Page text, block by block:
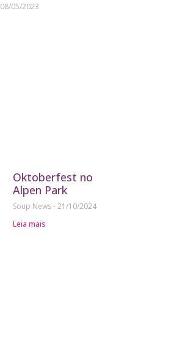
08/05/2023
Oktoberfest no
Alpen Park
Soup News 21/10/2024
Leia mais